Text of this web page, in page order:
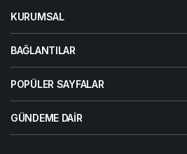
KURUMSAL
BAĞLANTILAR
POPÜLER SAYFALAR
GÜNDEME DAIR